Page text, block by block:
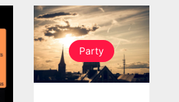
Party